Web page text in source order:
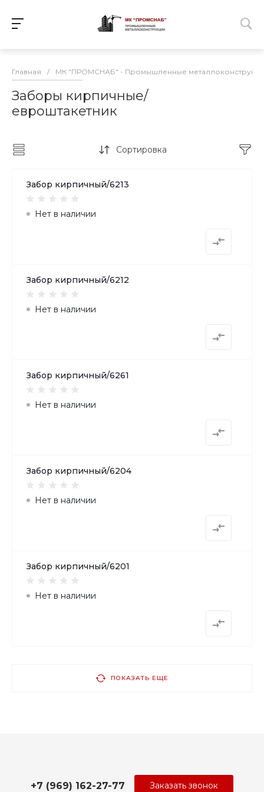
Главная / МК "ПРОМСНАБ" - Промышленные
Заборы кирпичные/
евроштакетник
Сортировка
Забор кирпичный/6213
Нет в наличии
Забор кирпичный/6212
Нет в наличии
Забор кирпичный/6261
Нет в наличии
Забор кирпичный/6204
Нет в наличии
Забор кирпичный/6201
Нет в наличии
ПОКАЗАТЬ ЕЩЕ
+7 (969) 162-27-77 Заказать звонок